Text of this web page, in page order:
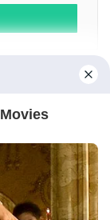
100 Nikkei 225
World Quantum